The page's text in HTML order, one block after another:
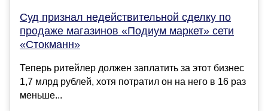
Суд признал недействительной сделку по
продаже магазинов «Подиум маркет» сети
«Стокманн»
Теперь ритейлер должен заплатить за этот бизнес
1,7 млрд рублей, хотя потратил он на него в 16 раз
меньше...